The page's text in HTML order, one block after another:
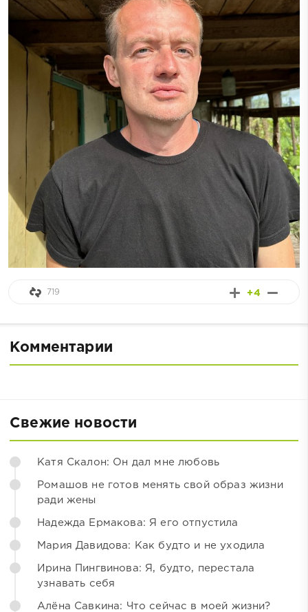
+4
719
Комментарии
Свежие новости
Катя Скалон: Он дал мне любовь
Ромашов не готов менять свой образ жизни
ради жены
Надежда Ермакова: Я его отпустила
Мария Давидова: Как будто и не уходила
Ирина Пингвинова: Я, будто, перестала
узнавать себя
Алёна Савкина: Что сейчас в моей жизни?